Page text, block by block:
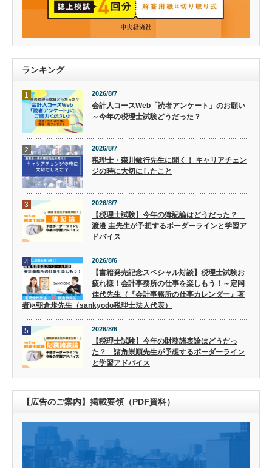
ランキング
1 2026/8/7
会計人コースWeb「読者アンケート」のお願い
～今年の税理士試験どうだった？
2 2026/8/7
税理士・森川敏行先生に聞く！ キャリアチェン
ジの時に大切にしたこと
3 2026/8/7
【税理士試験】今年の簿記論はどうだった？
渡邉 圭先生が予想するボーダーラインと学習ア
ドバイス
4 2026/8/6
【書籍発売記念スペシャル対談】税理士試験お
疲れ様！会計事務所の仕事を楽しもう！～定岡
佳代先生（『会計事務所の仕事カレンダー』著
者)×朝倉歩先生（sankyodo税理士法人代表）
5 2026/8/6
【税理士試験】今年の財務諸表論はどうだっ
た？ 諸角崇順先生が予想するボーダーライン
と学習アドバイス
【広告のご案内】掲載要領（PDF資料）